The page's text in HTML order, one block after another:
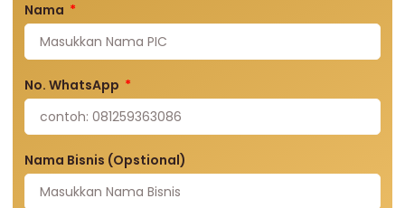
Nama
No. WhatsApp
Nama Bisnis (Opstional)